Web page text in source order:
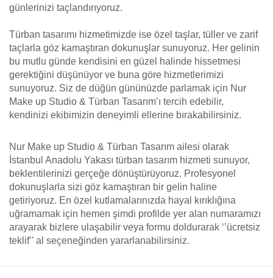
günlerinizi taçlandırıyoruz.
Türban tasarımı hizmetimizde ise özel taşlar, tüller ve zarif
taçlarla göz kamaştıran dokunuşlar sunuyoruz. Her gelinin
bu mutlu günde kendisini en güzel halinde hissetmesi
gerektiğini düşünüyor ve buna göre hizmetlerimizi
sunuyoruz. Siz de düğün gününüzde parlamak için Nur
Make up Studio & Türban Tasarım’ı tercih edebilir,
kendinizi ekibimizin deneyimli ellerine bırakabilirsiniz.
Nur Make up Studio & Türban Tasarım ailesi olarak
İstanbul Anadolu Yakası türban tasarım hizmeti sunuyor,
beklentilerinizi gerçeğe dönüştürüyoruz. Profesyonel
dokunuşlarla sizi göz kamaştıran bir gelin haline
getiriyoruz. En özel kutlamalarınızda hayal kırıklığına
uğramamak için hemen şimdi profilde yer alan numaramızı
arayarak bizlere ulaşabilir veya formu doldurarak ‘’ücretsiz
teklif’’ al seçeneğinden yararlanabilirsiniz.